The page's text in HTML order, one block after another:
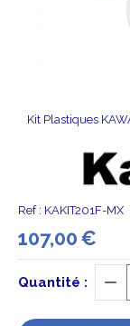
Kit Plastiques
Ref : KAKIT201F-MX
107,00€
Quantité :